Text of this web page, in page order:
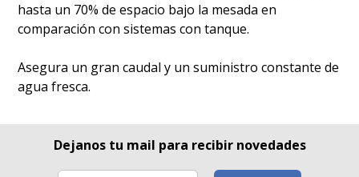
hasta un 70% de espacio bajo la mesada en
comparación con sistemas con tanque.
Asegura un gran caudal y un suministro constante de
agua fresca.
Dejanos tu mail para recibir novedades